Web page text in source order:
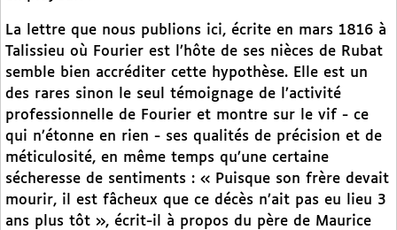
La lettre que nous publions ici, écrite en mars 1816 à
Talissieu où Fourier est l’hôte de ses nièces de Rubat
semble bien accréditer cette hypothèse. Elle est un
des rares sinon le seul témoignage de l’activité
professionnelle de Fourier et montre sur le vif - ce
qui n’étonne en rien - ses qualités de précision et de
méticulosité, en même temps qu’une certaine
sécheresse de sentiments : « Puisque son frère devait
mourir, il est fâcheux que ce décès n’ait pas eu lieu 3
ans plus tôt », écrit-il à propos du père de Maurice